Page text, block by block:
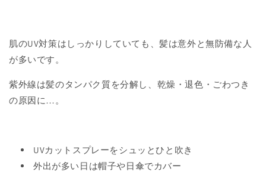
肌のUV対策はしっかりしていても、髪は意外と無防備な人
が多いです。
紫外線は髪のタンパク質を分解し、乾燥・退色・ごわつき
の原因に … 。
UVカットスプレーをシュッとひと吹き
外出が多い日は帽子や日傘でカバー